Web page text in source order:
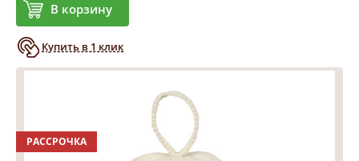
В корзину
Купить в 1 клик
РАССРОЧКА